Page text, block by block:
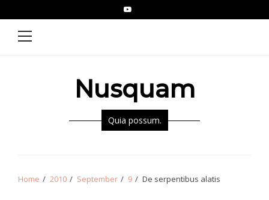
YouTube
Primary
Nusquam
Quia possum.
Home 2010 September 9 De serpentibus alatis